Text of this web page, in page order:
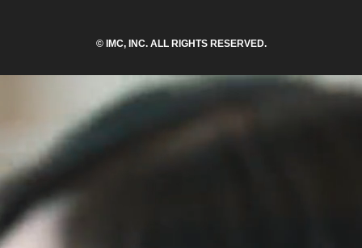
© IMC, INC. ALL RIGHTS RESERVED.